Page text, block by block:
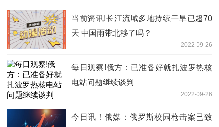
当前资讯!长江流域多地持续干旱已超70
天 中国雨带北移了吗？
2022-09-26
每日观察!俄方：已准备好就扎波罗热核
电站问题继续谈判
2022-09-26
今日讯！俄媒：俄罗斯校园枪击案已致